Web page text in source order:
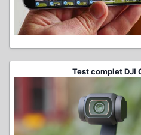
Test complet DJI